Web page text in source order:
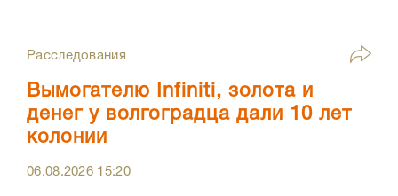
Расследования
Вымогателю Infiniti, золота и
денег у волгоградца дали 10 лет
колонии
06.08.2026 15:20